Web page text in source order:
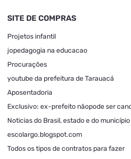
SITE DE COMPRAS
Projetos infantil
jopedagogia na educacao
Procurações
youtube da prefeitura de Tarauacá
Aposentadoria
Exclusivo: ex-prefeito nãopode ser
Noticias do Brasil, estado e do município
escolargo.blogspot.com
Todos os tipos de contratos para fazer